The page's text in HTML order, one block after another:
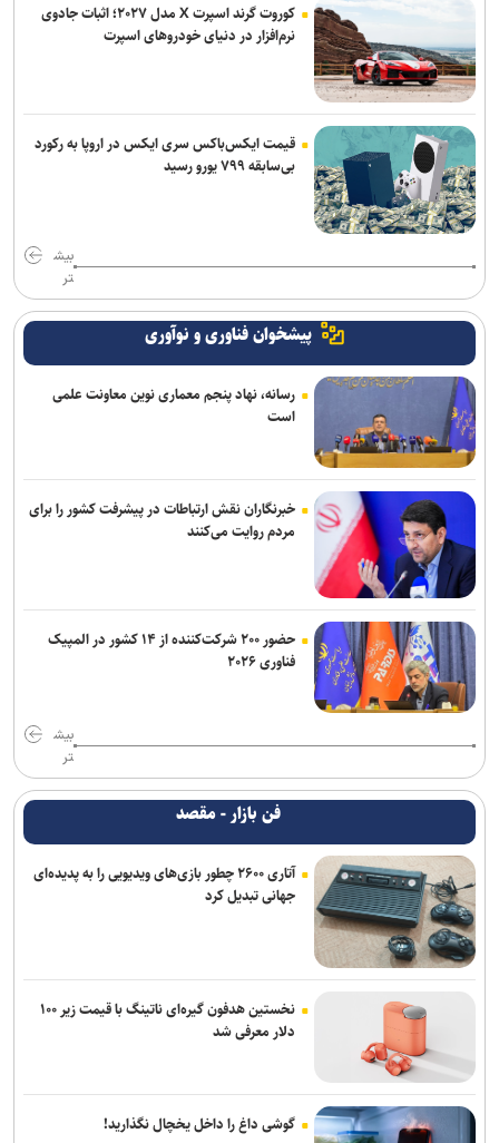
کوروت گرند اسپرت X مدل ۲۰۲۷؛ اثبات جادوی
نرم‌افزار در دنیای خودروهای اسپرت
قیمت ایکس‌باکس سری ایکس در اروپا به رکورد
بی‌سابقه ۷۹۹ یورو رسید
بیش
تر
پیشخوان فناوری و نوآوری
رسانه، نهاد پنجم معماری نوین معاونت علمی
است
خبرنگاران نقش ارتباطات در پیشرفت کشور را برای
مردم روایت می‌کنند
حضور ۲۰۰ شرکت‌کننده از ۱۴ کشور در المپیک
فناوری ۲۰۲۶
بیش
تر
فن بازار - مقصد
آتاری ۲۶۰۰ چطور بازی‌های ویدیویی را به پدیده‌ای
جهانی تبدیل کرد
نخستین هدفون گیره‌ای ناتینگ با قیمت زیر ۱۰۰
دلار معرفی شد
گوشی داغ را داخل یخچال نگذارید!